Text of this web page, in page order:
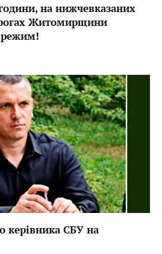
на нижчевказаних
Житомирщини
режим!
керівника СБУ на